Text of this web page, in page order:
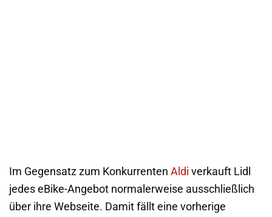
Im Gegensatz zum Konkurrenten Aldi verkauft Lidl
jedes eBike-Angebot normalerweise ausschließlich
über ihre Webseite. Damit fällt eine vorherige